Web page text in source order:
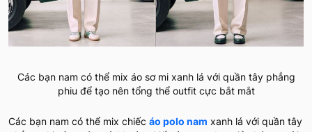
Các bạn nam có thể mix áo sơ mi xanh lá với quần tây phẳng
phiu để tạo nên tổng thể outfit cực bắt mắt
Các bạn nam có thể mix chiếc áo polo nam xanh lá với quần tây